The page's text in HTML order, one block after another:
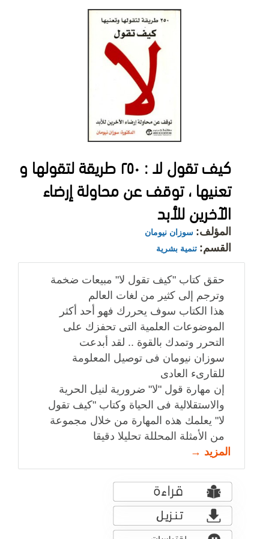
كيف تقول لا : ٢٥٠ طريقة لتقولها و
تعنيها ، توقف عن محاولة إرضاء
الآخرين للأبد
المؤلف: سوزان نيومان
القسم: تنمية بشرية
حقق كتاب "كيف تقول لا" مبيعات ضخمة
وترجم إلى كثير من لغات العالم
هذا الكتاب سوف يحررك فهو أحد أكثر
الموضوعات العلمية التى تحفزك على
التحرر وتمدك بالقوة .. لقد أبدعت
سوزان نيومان فى توصيل المعلومة
للقارىء العادى
إن مهارة قول "لا" ضرورية لنيل الحرية
والاستقلالية فى الحياة وكتاب "كيف تقول
لا" يعلمك هذه المهارة من خلال مجموعة
من الأمثلة المحللة تحليلا دقيقا
المزيد →